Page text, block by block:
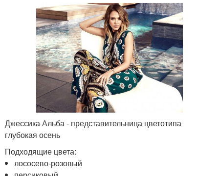
Джессика Альба - представительница цветотипа
глубокая осень
Подходящие цвета:
лососево-розовый